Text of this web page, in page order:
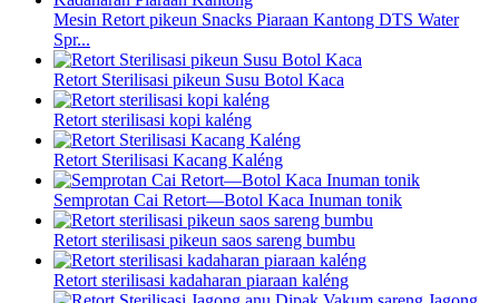
Mesin Retort pikeun Snacks Piaraan Kantong DTS Water
Spr...
Retort Sterilisasi pikeun Susu Botol Kaca
Retort sterilisasi kopi kaléng
Retort Sterilisasi Kacang Kaléng
Semprotan Cai Retort—Botol Kaca Inuman tonik
Retort sterilisasi pikeun saos sareng bumbu
Retort sterilisasi kadaharan piaraan kaléng